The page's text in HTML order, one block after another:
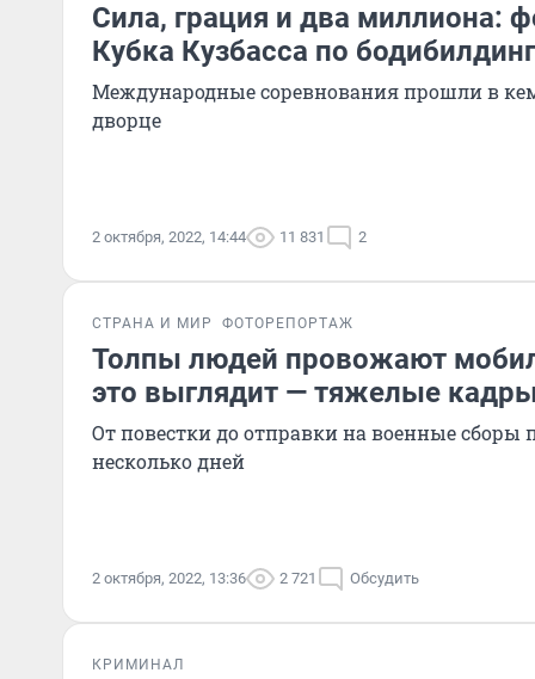
Сила, грация и два миллиона:
Кубка Кузбасса по
Международные соревнования прошли в
дворце
2 октября, 2022, 14:44 11 831 2
СТРАНА И МИР ФОТОРЕПОРТАЖ
Толпы людей провожают
это выглядит — тяжелые
От повестки до отправки на военные сборы
несколько дней
2 октября, 2022, 13:36 2 721 Обсудить
КРИМИНАЛ